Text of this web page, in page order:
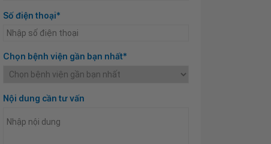
Số điện thoại*
Chọn bệnh viện gần bạn nhất*
Nội dung cần tư vấn